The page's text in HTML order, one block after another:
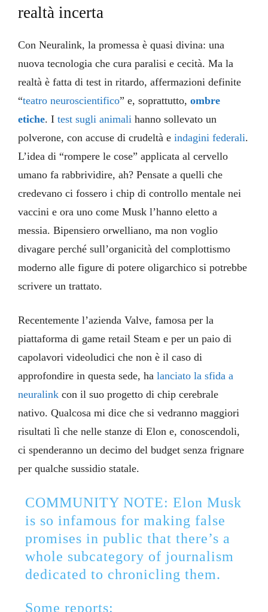
realtà incerta
Con Neuralink, la promessa è quasi divina: una
nuova tecnologia che cura paralisi e cecità. Ma la
realtà è fatta di test in ritardo, affermazioni definite
“teatro neuroscientifico” e, soprattutto,ombre
etiche. Itest sugli animali hanno sollevato un
polverone, con accuse di crudeltà eindagini federali.
L’idea di “rompere le cose” applicata al cervello
umano fa rabbrividire, ah? Pensate a quelli che
credevano ci fossero i chip di controllo mentale nei
vaccini e ora uno come Musk l’hanno eletto a
messia. Bipensiero orwelliano, ma non voglio
divagare perché sull’organicità del complottismo
moderno alle figure di potere oligarchico si potrebbe
scrivere un trattato.
Recentemente l’azienda Valve, famosa per la
piattaforma di game retail Steam e per un paio di
capolavori videoludici che non è il caso di
approfondire in questa sede, halanciato la sfida a
neuralink con il suo progetto di chip cerebrale
nativo. Qualcosa mi dice che si vedranno maggiori
risultati lì che nelle stanze di Elon e, conoscendoli,
ci spenderanno un decimo del budget senza frignare
per qualche sussidio statale.
COMMUNITY NOTE: Elon Musk
is so infamous for making false
promises in public that there’s a
whole subcategory of journalism
dedicated to chronicling them.
Some reports: